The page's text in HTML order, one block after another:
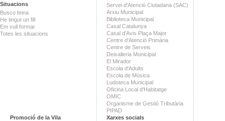
Situacions
Busco feina
He tingut un fill
Em vull formar
Totes les situacions
Servei d'Atenció Ciutadana (SAC)
Arxiu Municipal
Biblioteca Municipal
Casal Catalunya
Casal d'Avis Plaça Major
Centre d'Atenció Primària
Centre de Serveis
Deixalleria Municipal
El Mirador
Escola d'Adults
Escola de Música
Ludoteca Municipal
Oficina Local d'Habitatge
OMIC
Organisme de Gestió Tributària
PIPAD
Promoció de la Vila
Xarxes socials